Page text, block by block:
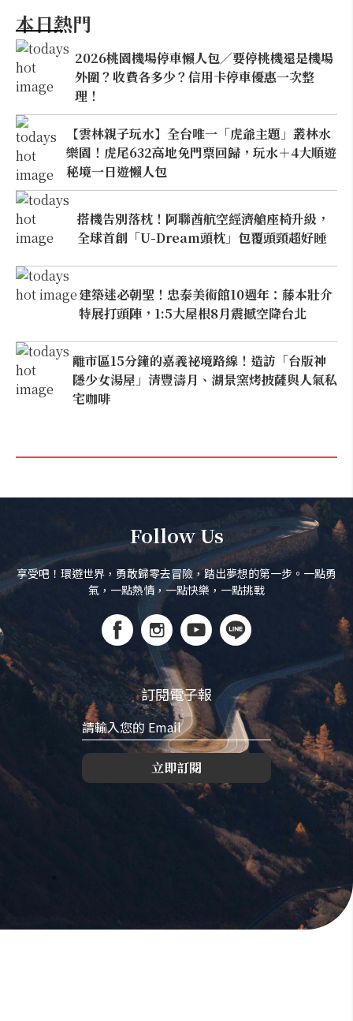
本日熱門
2026桃園機場停車懶人包／要停桃機還是機場
外圍？收費各多少？信用卡停車優惠一次整
理！
【雲林親子玩水】全台唯一「虎爺主題」叢林水
樂園！虎尾632高地免門票回歸，玩水＋4大順遊
秘境一日遊懶人包
搭機告別落枕！阿聯酋航空經濟艙座椅升級，
全球首創「U-Dream頭枕」包覆頭頸超好睡
建築迷必朝聖！忠泰美術館10週年：藤本壯介
特展打頭陣，1:5大屋根8月震撼空降台北
離市區15分鐘的嘉義祕境路線！造訪「台版神
隱少女湯屋」清豐濤月、湖景窯烤披薩與人氣私
宅咖啡
Follow Us
享受吧！環遊世界，勇敢歸零去冒險，踏出夢想的第一步。一點勇
氣，一點熱情，一點快樂，一點挑戰
訂閱電子報
立即訂閱